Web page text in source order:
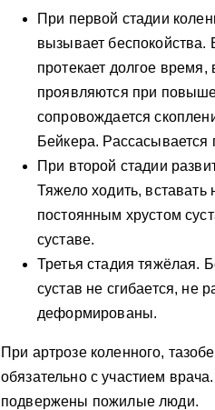
При первой стадии
вызывает беспокойства.
протекает долгое
проявляются при
сопровождается
Бейкера. Рассасывается
При второй стадии
Тяжело ходить,
постоянным хрустом
суставе.
Третья стадия тяжёлая.
сустав не сгибается, не
деформированы.
При артрозе коленного,
обязательно с участием
подвержены пожилые люди.